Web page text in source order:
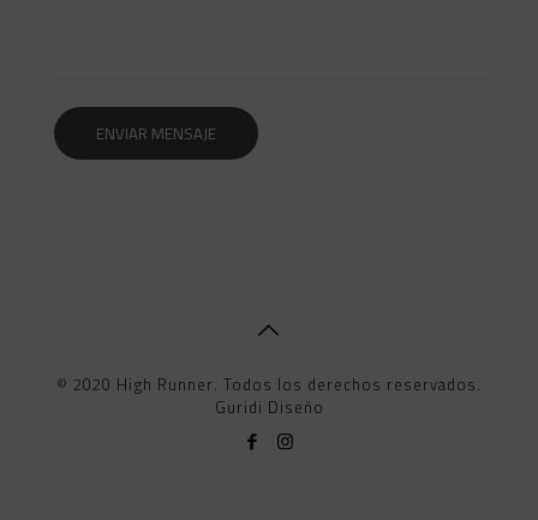
© 2020 High Runner. Todos los derechos reservados.
Guridi Diseño